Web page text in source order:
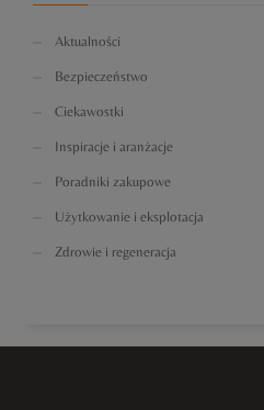
Aktualności
Bezpieczeństwo
Ciekawostki
Inspiracje i aranżacje
Poradniki zakupowe
Użytkowanie i eksplotacja
Zdrowie i regeneracja